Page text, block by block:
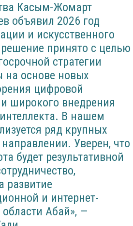
Касым-Жомарт
объявил 2026 год
и искусственного
решение принято с целью
стратегии
на основе новых
цифровой
широкого внедрения
В нашем
ряд крупных
Уверен, что
будет результативной
развитие
и интернет-
Абай», —